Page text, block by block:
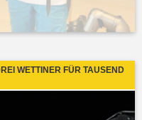
WETTINER FÜR TAUSEND